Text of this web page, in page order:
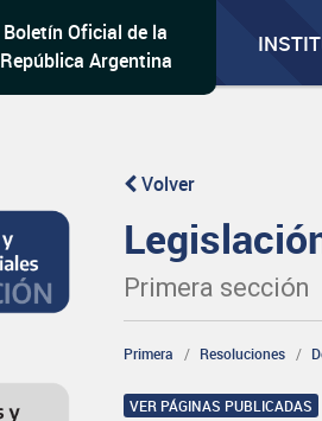
Boletín Oficial de la
República Argentina
Volver
Primera sección
Primera Resoluciones
VER PÁGINAS PUBLICADAS